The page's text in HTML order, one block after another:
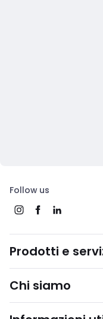
Follow us
Prodotti e
Chi siamo